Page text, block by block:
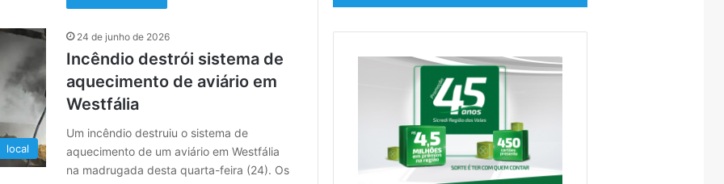
local
24 de junho de 2026
Incêndio destrói sistema de
aquecimento de aviário em
Westfália
Um incêndio destruiu o sistema de
aquecimento de um aviário em Westfália
na madrugada desta quarta-feira (24). Os